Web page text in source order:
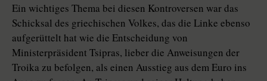
Ein wichtiges Thema bei diesen Kontroversen war das
Schicksal des griechischen Volkes, das die Linke ebenso
aufgerüttelt hat wie die Entscheidung von
Ministerpräsident Tsipras, lieber die Anweisungen der
Troika zu befolgen, als einen Ausstieg aus dem Euro ins